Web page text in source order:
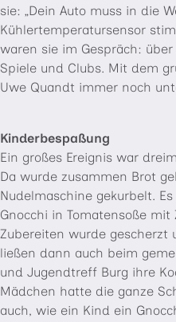
sie: „Dein Auto muss in die
Kühlertemperatursensor
waren sie im Gespräch: über
Spiele und Clubs. Mit dem
Uwe Quandt immer noch
Kinderbespaßung
Ein großes Ereignis war
Da wurde zusammen Brot
Nudelmaschine gekurbelt.
Gnocchi in Tomatensoße
Zubereiten wurde gescherzt
ließen dann auch beim
und Jugendtreff Burg ihre
Mädchen hatte die ganze
auch, wie ein Kind ein